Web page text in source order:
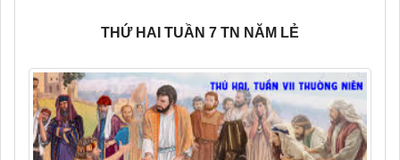
THỨ HAI TUẦN 7 TN NĂM LẺ